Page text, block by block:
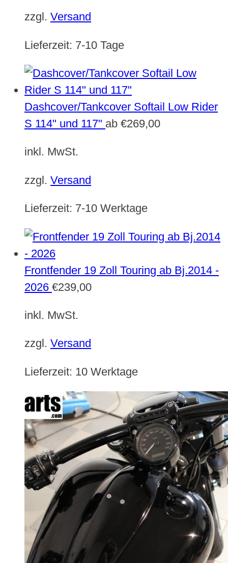
zzgl. Versand
Lieferzeit: 7-10 Tage
Dashcover/Tankcover Softail Low Rider
S 114" und 117" ab €269,00
inkl. MwSt.
zzgl. Versand
Lieferzeit: 7-10 Werktage
Frontfender 19 Zoll Touring ab Bj.2014 -
2026 €239,00
inkl. MwSt.
zzgl. Versand
Lieferzeit: 10 Werktage